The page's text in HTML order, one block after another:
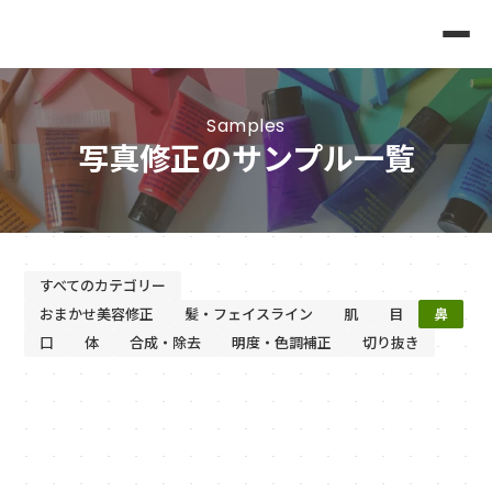
Samples
写真修正のサンプル一覧
すべてのカテゴリー
おまかせ美容修正
髪・フェイスライン 肌 目
鼻
口
体 合成・除去 明度・色調補正 切り抜き